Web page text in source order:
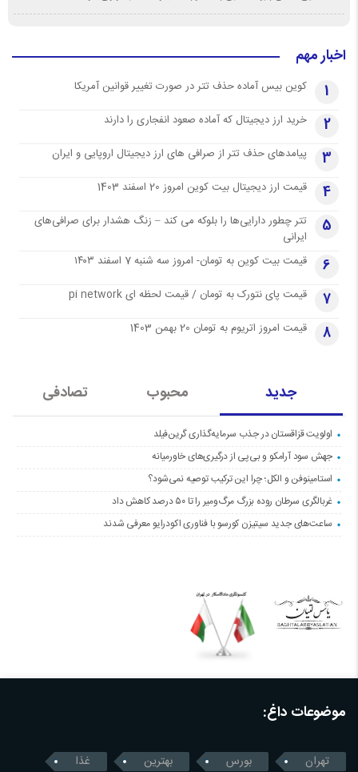
اخبار مهم
1 کوین بیس آماده حذف تتر در صورت تغییر قوانین آمریکا
2 خرید ارز دیجیتال که آماده صعود انفجاری را دارند
3 پیامدهای حذف تتر از صرافی های ارز دیجیتال اروپایی و ایران
4 قیمت ارز دیجیتال بیت کوین امروز 20 اسفند 1403
5
تتر چطور دارایی‌ها را بلوکه می کند – زنگ هشدار برای صرافی‌های
ایرانی
6 قیمت بیت کوین به تومان- امروز سه شنبه 7 اسفند ۱۴۰۳
7 قیمت پای نتورک به تومان / قیمت لحظه ای pi network
8 قیمت امروز اتریوم به تومان 20 بهمن 1403
جدید محبوب تصادفی
اولویت قزاقستان در جذب سرمایه‌گذاری گرین‌فیلد
جهش سود آرامکو و بی‌پی از درگیری‌های خاورمیانه
استامینوفن و الکل؛ چرا این ترکیب توصیه نمی‌شود؟
غربالگری سرطان روده بزرگ مرگ‌ومیر را تا ۵۰ درصد کاهش داد
ساعت‌های جدید سیتیزن کورسو با فناوری اکودرایو معرفی شدند
موضوعات داغ:
تهران بورس بهترین غذا